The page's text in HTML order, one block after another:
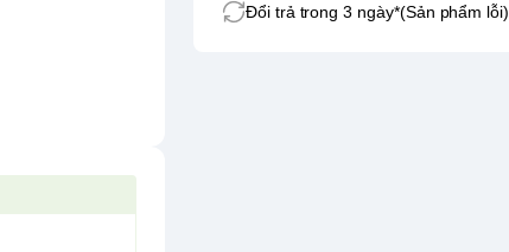
Đổi trả trong 3 ngày*(Sản phẩm lỗi)